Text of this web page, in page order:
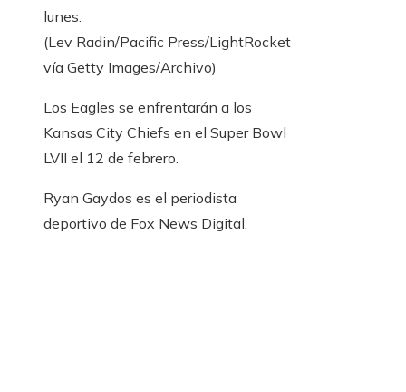
lunes.
(Lev Radin/Pacific Press/LightRocket
vía Getty Images/Archivo)
Los Eagles se enfrentarán a los
Kansas City Chiefs en el Super Bowl
LVII el 12 de febrero.
Ryan Gaydos es el periodista
deportivo de Fox News Digital.